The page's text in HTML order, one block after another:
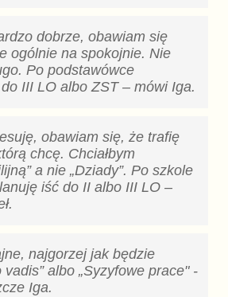
dobrze, obawiam się
ogólnie na spokojnie. Nie
Po podstawówce
III LO albo ZST – mówi Iga.
obawiam się, że trafię
chcę. Chciałbym
a nie „Dziady”. Po szkole
iść do II albo III LO –
najgorzej jak będzie
vadis” albo „Syzyfowe prace" -
Iga.